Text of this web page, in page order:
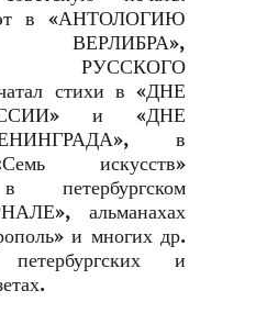
в «АНТОЛОГИЮ
ВЕРЛИБРА»,
РУССКОГО
стихи в «ДНЕ
и «ДНЕ
в
искусств»
петербургском
альманахах
и многих др.
и